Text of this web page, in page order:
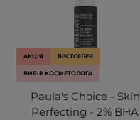
АКЦІЯ БЕСТСЕЛЕР
ВИБІР КОСМЕТОЛОГА
Paula's Choice - Skin
Perfecting - 2% BHA